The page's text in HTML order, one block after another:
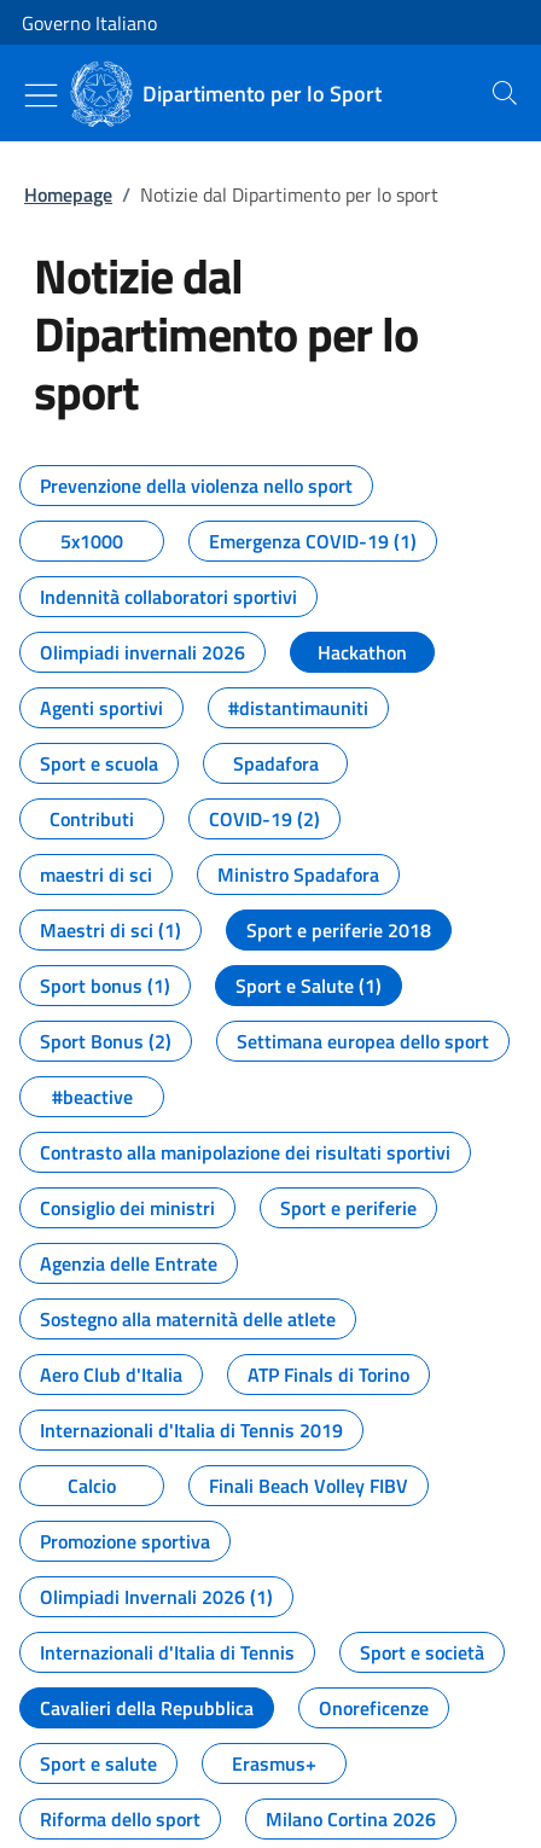
Vai al contenuto
Vai alla navigazione del sito
Governo Italiano
Dipartimento per lo Sport Cerca
Homepage / Notizie dal Dipartimento per lo sport
Notizie dal
Dipartimento per lo
sport
Tutti i contenuti della pagina
Prevenzione della violenza nello sport
5x1000
Emergenza COVID-19 (1)
Indennità collaboratori sportivi
Olimpiadi invernali 2026
Hackathon
Agenti sportivi
#distantimauniti
Sport e scuola
Spadafora
Contributi
COVID-19 (2)
maestri di sci
Ministro Spadafora
Maestri di sci (1)
Sport e periferie 2018
Sport bonus (1)
Sport e Salute (1)
Sport Bonus (2)
Settimana europea dello sport
#beactive
Contrasto alla manipolazione dei risultati sportivi
Consiglio dei ministri
Sport e periferie
Agenzia delle Entrate
Sostegno alla maternità delle atlete
Aero Club d'Italia
ATP Finals di Torino
Internazionali d'Italia di Tennis 2019
Calcio
Finali Beach Volley FIBV
Promozione sportiva
Olimpiadi Invernali 2026 (1)
Internazionali d'Italia di Tennis
Sport e società
Cavalieri della Repubblica
Onoreficenze
Sport e salute
Erasmus+
Riforma dello sport
Milano Cortina 2026